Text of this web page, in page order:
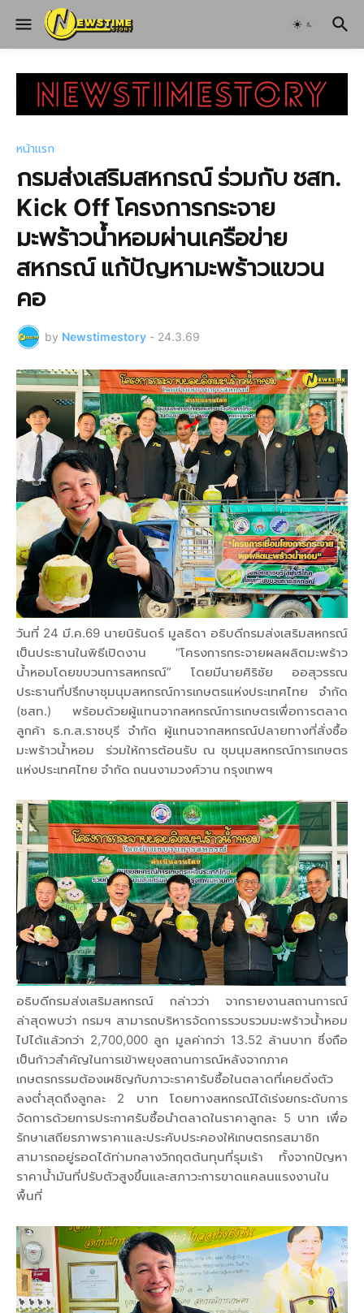
หน้าแรก
กรมส่งเสริมสหกรณ์ ร่วมกับ ชสท.
Kick Off โครงการกระจาย
มะพร้าวน้ำหอมผ่านเครือข่าย
สหกรณ์ แก้ปัญหามะพร้าวแขวน
คอ
by Newstimestory - 24.3.69
วันที่ 24 มี.ค.69 นายนิรันดร์ มูลธิดา อธิบดีกรมส่งเสริมสหกรณ์
เป็นประธานในพิธีเปิดงาน “โครงการกระจายผลผลิตมะพร้าว
น้ำหอมโดยขบวนการสหกรณ์” โดยมีนายศิริชัย ออสุวรรณ
ประธานที่ปรึกษาชุมนุมสหกรณ์การเกษตรแห่งประเทศไทย จำกัด
(ชสท.) พร้อมด้วยผู้แทนจากสหกรณ์การเกษตรเพื่อการตลาด
ลูกค้า ธ.ก.ส.ราชบุรี จำกัด ผู้แทนจากสหกรณ์ปลายทางที่สั่งซื้อ
มะพร้าวน้ำหอม ร่วมให้การต้อนรับ ณ ชุมนุมสหกรณ์การเกษตร
แห่งประเทศไทย จำกัด ถนนงามวงศ์วาน กรุงเทพฯ
อธิบดีกรมส่งเสริมสหกรณ์ กล่าวว่า จากรายงานสถานการณ์
ล่าสุดพบว่า กรมฯ สามารถบริหารจัดการรวบรวมมะพร้าวน้ำหอม
ไปได้แล้วกว่า 2,700,000 ลูก มูลค่ากว่า 13.52 ล้านบาท ซึ่งถือ
เป็นก้าวสำคัญในการเข้าพยุงสถานการณ์หลังจากภาค
เกษตรกรรมต้องเผชิญกับภาวะราคารับซื้อในตลาดที่เคยดิ่งตัว
ลงต่ำสุดถึงลูกละ 2 บาท โดยทางสหกรณ์ได้เร่งยกระดับการ
จัดการด้วยการประกาศรับซื้อนำตลาดในราคาลูกละ 5 บาท เพื่อ
รักษาเสถียรภาพราคาและประคับประคองให้เกษตรกรสมาชิก
สามารถอยู่รอดได้ท่ามกลางวิกฤตต้นทุนที่รุมเร้า ทั้งจากปัญหา
ราคาน้ำมันที่ปรับตัวสูงขึ้นและสภาวะการขาดแคลนแรงงานใน
พื้นที่